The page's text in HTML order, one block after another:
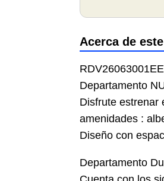
Acerca de
Departamento
Disfrute estrenar
amenidades :
Diseño con
Departamento